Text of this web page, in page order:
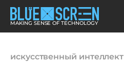
MAKING SENSE OF TECHNOLOGY
искусственный интеллект